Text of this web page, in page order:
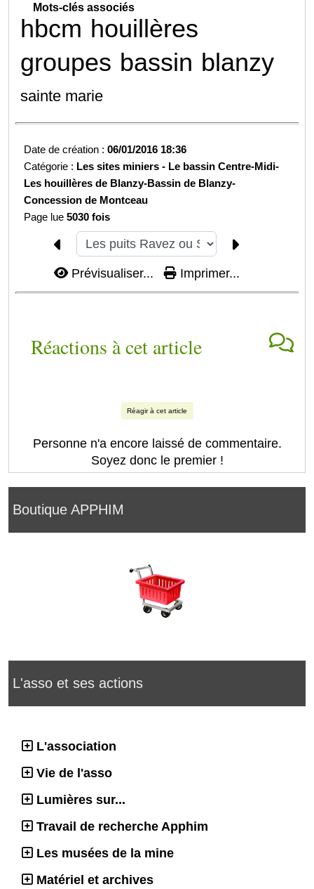
Boutique APPHIM
L'asso et ses actions
L'association
Vie de l'asso
Lumières sur...
Travail de recherche Apphim
Les musées de la mine
Matériel et archives
Mots-clés associés
hbcm houillères
groupes bassin blanzy
sainte marie
Date de création :06/01/2016 18:36
Catégorie : Les sites miniers - Le bassin Centre-Midi-
Les houillères de Blanzy-Bassin de Blanzy-
Concession de Montceau
Page lue5030 fois
Prévisualiser... Imprimer...
Réactions à cet article
Réagir à cet article
Personne n'a encore laissé de commentaire.
Soyez donc le premier !